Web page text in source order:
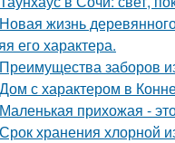
Новая жизнь
его характера.
Преимущества заборов
Дом с характером в
Маленькая прихожая -
Срок хранения хлорной